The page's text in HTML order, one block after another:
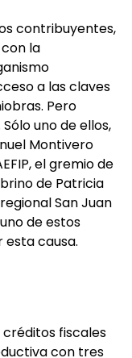
contribuyentes,
la
a las claves
Pero
uno de ellos,
Montivero
el gremio de
de Patricia
San Juan
de estos
causa.
fiscales
con tres